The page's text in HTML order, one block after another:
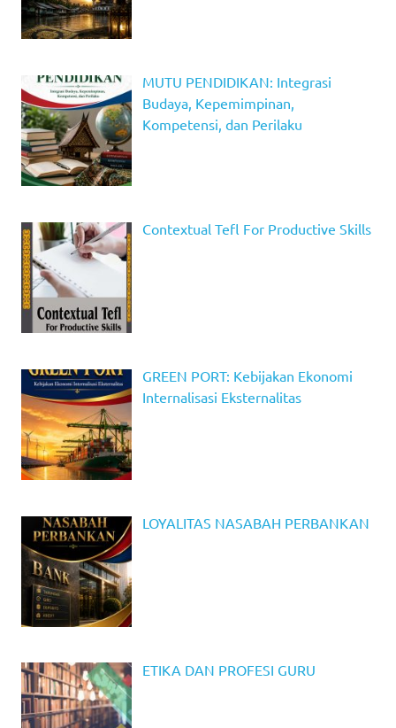
MUTU PENDIDIKAN: Integrasi
Budaya, Kepemimpinan,
Kompetensi, dan Perilaku
Contextual Tefl For Productive Skills
GREEN PORT: Kebijakan Ekonomi
Internalisasi Eksternalitas
LOYALITAS NASABAH PERBANKAN
ETIKA DAN PROFESI GURU